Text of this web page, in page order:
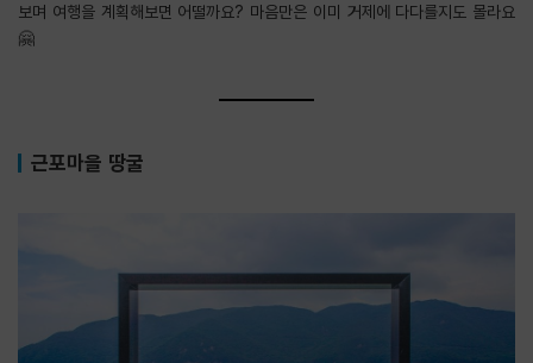
보며 여행을 계획해보면 어떨까요? 마음만은 이미 거제에 다다를지도 몰라요
🤗
근포마을 땅굴